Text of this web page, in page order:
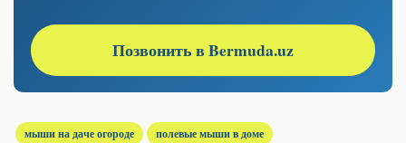
Позвонить в Bermuda.uz
мыши на даче огороде полевые мыши в доме